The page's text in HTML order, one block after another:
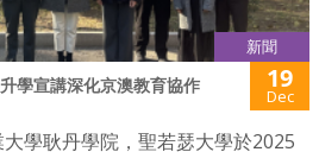
新聞
學宣講深化京澳教育協作 19
Dec
學耿丹學院，聖若瑟大學於2025